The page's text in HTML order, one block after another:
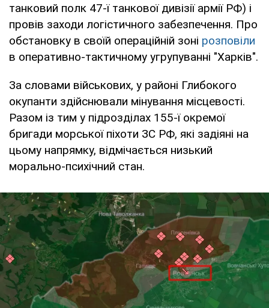
танковий полк 47-ї танкової дивізії армії РФ) і
провів заходи логістичного забезпечення. Про
обстановку в своїй операційній зоні розповіли
в оперативно-тактичному угрупуванні "Харків".
За словами військових, у районі Глибокого
окупанти здійснювали мінування місцевості.
Разом із тим у підрозділах 155-ї окремої
бригади морської піхоти ЗС РФ, які задіяні на
цьому напрямку, відмічається низький
морально-психічний стан.